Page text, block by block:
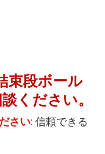
束段ボール
ください。
さい: 信頼できる